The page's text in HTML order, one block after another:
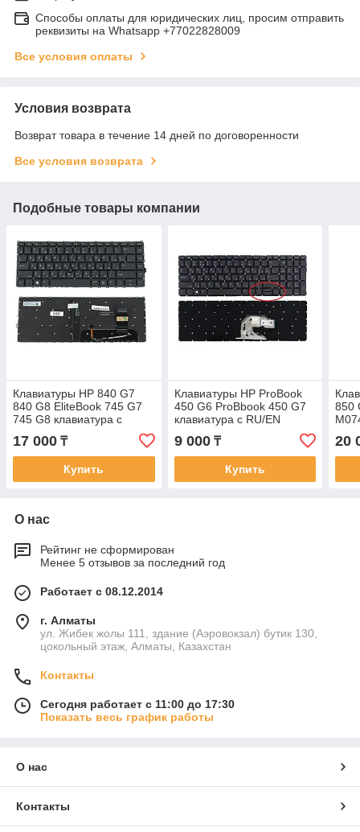
Способы оплаты для юридических лиц, просим отправить
реквизиты на Whatsapp +77022828009
Все условия оплаты
Условия возврата
Возврат товара в течение 14 дней по договоренности
Все условия возврата
Подобные товары компании
Клавиатуры HP 840 G7
840 G8 EliteBook 745 G7
745 G8 клавиатура c
EN/RU раскладкой с
подсветкой
17 000 ₸
Купить
Клавиатуры HP ProBook
450 G6 ProBbook 450 G7
клавиатура c RU/EN
раскладкой без
подсветкиой
9 000₸
Купить
850
20
О нас
Рейтинг не сформирован
Менее 5 отзывов за последний год
Работает с 08.12.2014
г. Алматы
ул. Жибек жолы 111, здание (Аэровокзал) бутик 130,
цокольный этаж, Алматы, Казахстан
Контакты
Сегодня работает с 11:00 до 17:30
Показать весь график работы
О нас
Контакты